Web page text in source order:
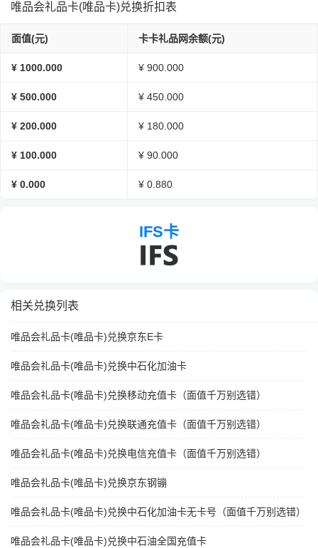
唯品会礼品卡(唯品卡)兑换折扣表
面值(元) 卡卡礼品网余额(元)
¥ 1000.000 ¥ 900.000
¥ 500.000 ¥ 450.000
¥ 200.000 ¥ 180.000
¥ 100.000 ¥ 90.000
¥ 0.000 ¥ 0.880
IFS卡
相关兑换列表
唯品会礼品卡(唯品卡)兑换京东E卡
唯品会礼品卡(唯品卡)兑换中石化加油卡
唯品会礼品卡(唯品卡)兑换移动充值卡（面值千万别选错）
唯品会礼品卡(唯品卡)兑换联通充值卡（面值千万别选错）
唯品会礼品卡(唯品卡)兑换电信充值卡（面值千万别选错）
唯品会礼品卡(唯品卡)兑换京东钢镚
唯品会礼品卡(唯品卡)兑换中石化加油卡无卡号（面值千万别选错）
唯品会礼品卡(唯品卡)兑换中石油全国充值卡